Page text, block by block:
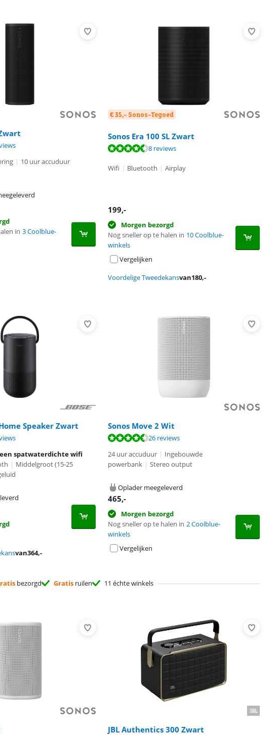
| 10 uur accuduur
in 3 Coolblue-
€ 35,- Sonos-Tegoed
Sonos Era 100 SL Zwart
8 reviews
Wifi | Bluetooth | Airplay
199,-
Morgen bezorgd
Nog sneller op te halen in 10 Coolblue-
winkels
Vergelijken
Voordelige Tweedekansvan180,-
Speaker Zwart
spatwaterdichte wifi
| Middelgroot (15-25
van364,-
Sonos Move 2 Wit
26 reviews
24 uur accuduur | Ingebouwde
powerbank | Stereo output
Oplader meegeleverd
465,-
Morgen bezorgd
Nog sneller op te halen in 2 Coolblue-
winkels
Vergelijken
bezorgd Gratis ruilen 11 échte winkels
JBL Authentics 300 Zwart